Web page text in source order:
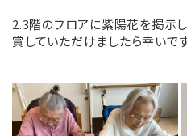
2.3階のフロアに紫陽花を掲示
賞していただけましたら幸いです